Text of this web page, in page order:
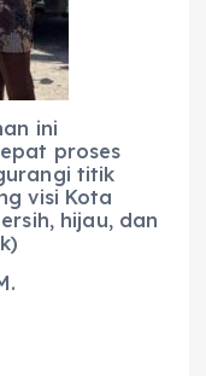
ini
proses
titik
visi Kota
hijau, dan